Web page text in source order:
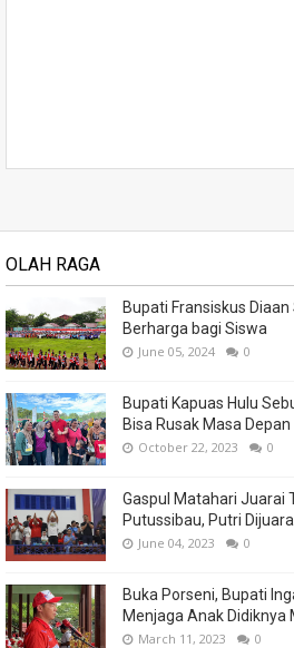
OLAH RAGA
Bupati Fransiskus
Berharga bagi Siswa
June 05, 2024 0
Bupati Kapuas Hulu
Bisa Rusak Masa Depan
October 22, 2023 0
Gaspul Matahari Juarai
Putussibau, Putri
June 04, 2023 0
Buka Porseni, Bupati
Menjaga Anak Didiknya
March 11, 2023 0